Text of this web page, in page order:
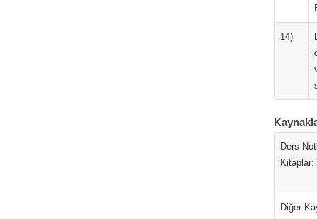
14)
Ders
Kitaplar:
Diğer